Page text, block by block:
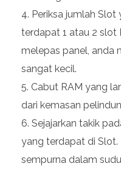
Periksa jumlah Slot
terdapat 1 atau 2 slot
melepas panel, anda
sangat kecil.
Cabut RAM yang
dari kemasan
Sejajarkan takik
yang terdapat di Slot.
sempurna dalam